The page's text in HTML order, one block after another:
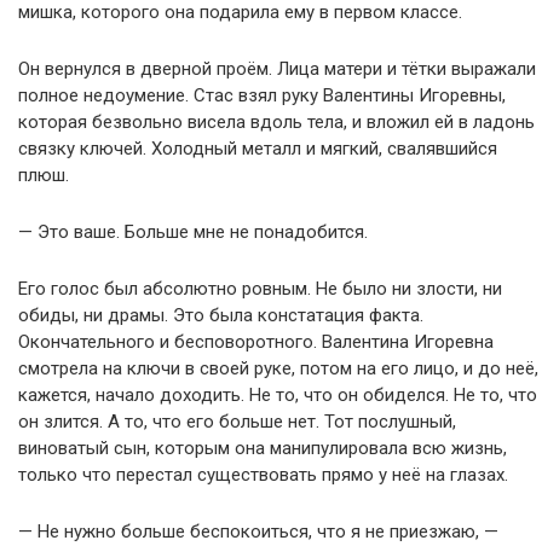
мишка, которого она подарила ему в первом классе.
Он вернулся в дверной проём. Лица матери и тётки выражали
полное недоумение. Стас взял руку Валентины Игоревны,
которая безвольно висела вдоль тела, и вложил ей в ладонь
связку ключей. Холодный металл и мягкий, свалявшийся
плюш.
— Это ваше. Больше мне не понадобится.
Его голос был абсолютно ровным. Не было ни злости, ни
обиды, ни драмы. Это была констатация факта.
Окончательного и бесповоротного. Валентина Игоревна
смотрела на ключи в своей руке, потом на его лицо, и до неё,
кажется, начало доходить. Не то, что он обиделся. Не то, что
он злится. А то, что его больше нет. Тот послушный,
виноватый сын, которым она манипулировала всю жизнь,
только что перестал существовать прямо у неё на глазах.
— Не нужно больше беспокоиться, что я не приезжаю, —